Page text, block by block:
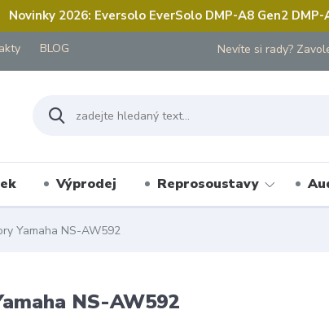
Novinky 2026: Eversolo EverSolo DMP-A8 Gen2
BLOG Nevíte si rady?
Výprodej Reprosoustavy
Yamaha NS-AW592
NS-AW592